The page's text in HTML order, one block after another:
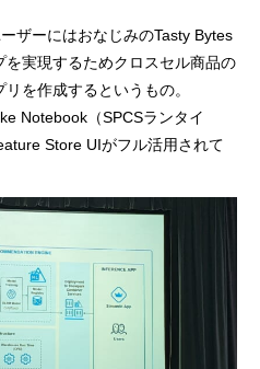
ザーにはおなじみのTasty Bytes
実現するためクロスセル商品の
を作成するというもの。
Notebook（SPCSランタイ
Store UIがフル活用されて